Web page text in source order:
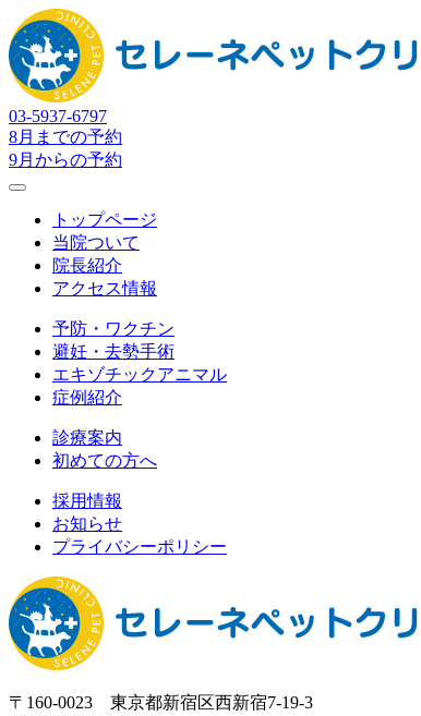
03-5937-6797
8月までの予約
9月からの予約
トップページ
当院ついて
院長紹介
アクセス情報
予防・ワクチン
避妊・去勢手術
エキゾチックアニマル
症例紹介
診療案内
初めての方へ
採用情報
お知らせ
プライバシーポリシー
〒160-0023 東京都新宿区西新宿7-19-3